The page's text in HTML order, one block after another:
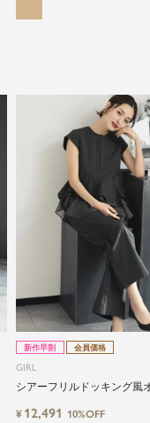
新作早割 会員価格
GIRL
シアーフリルドッキング風
¥ 12,491 10%OFF